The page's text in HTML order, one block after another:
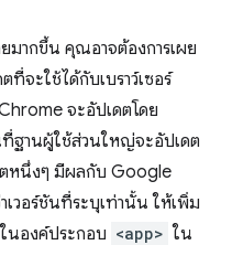
มากขึ้น คุณอาจต้องการเผย
จะใช้ได้กับเบราว์เซอร์
จะอัปเดตโดย
ฐานผู้ใช้ส่วนใหญ่จะอัปเดต
ตหนึ่งๆ มีผลกับ Google
วอร์ชันที่ระบุเท่านั้น ให้เพิ่ม
นองค์ประกอบ <app> ใน